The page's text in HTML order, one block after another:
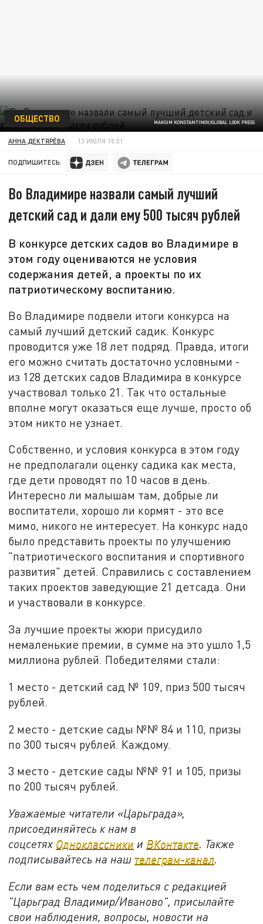
MAKSIM KONSTANTINOV/GLOBAL LOOK PRESS
ОБЩЕСТВО
АННА ДЕКТЯРЁВА 13 ИЮЛЯ 15:01
ПОДПИШИТЕСЬ:
Во Владимире назвали самый лучший
детский сад и дали ему 500 тысяч рублей
В конкурсе детских садов во Владимире в
этом году оцениваются не условия
содержания детей, а проекты по их
патриотическому воспитанию.
Во Владимире подвели итоги конкурса на
самый лучший детский садик. Конкурс
проводится уже 18 лет подряд. Правда, итоги
его можно считать достаточно условными -
из 128 детских садов Владимира в конкурсе
участвовал только 21. Так что остальные
вполне могут оказаться еще лучше, просто об
этом никто не узнает.
Собственно, и условия конкурса в этом году
не предполагали оценку садика как места,
где дети проводят по 10 часов в день.
Интересно ли малышам там, добрые ли
воспитатели, хорошо ли кормят - это все
мимо, никого не интересует. На конкурс надо
было представить проекты по улучшению
"патриотического воспитания и спортивного
развития" детей. Справились с составлением
таких проектов заведующие 21 детсада. Они
и участвовали в конкурсе.
За лучшие проекты жюри присудило
немаленькие премии, в сумме на это ушло 1,5
миллиона рублей. Победителями стали:
1 место - детский сад № 109, приз 500 тысяч
рублей.
2 место - детские сады №№ 84 и 110, призы
по 300 тысяч рублей. Каждому.
3 место - детские сады №№ 91 и 105, призы
по 200 тысяч рублей.
Уважаемые читатели «Царьграда»,
присоединяйтесь к нам в
соцсетях Одноклассники и ВКонтакте. Также
подписывайтесь на наш телеграм-канал.
Если вам есть чем поделиться с редакцией
"Царьград Владимир/Иваново", присылайте
свои наблюдения, вопросы, новости на